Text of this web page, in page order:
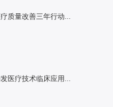
质量改善三年行动...
医疗技术临床应用...